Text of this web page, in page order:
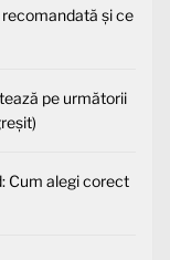
și ce
pe următorii
Cum alegi corect